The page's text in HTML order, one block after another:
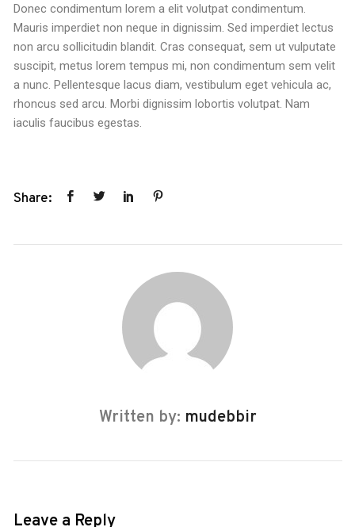
Donec condimentum lorem a elit volutpat condimentum.
Mauris imperdiet non neque in dignissim. Sed imperdiet lectus
non arcu sollicitudin blandit. Cras consequat, sem ut vulputate
suscipit, metus lorem tempus mi, non condimentum sem velit
a nunc. Pellentesque lacus diam, vestibulum eget vehicula ac,
rhoncus sed arcu. Morbi dignissim lobortis volutpat. Nam
iaculis faucibus egestas.
Share:
Written by: mudebbir
Leave a Reply